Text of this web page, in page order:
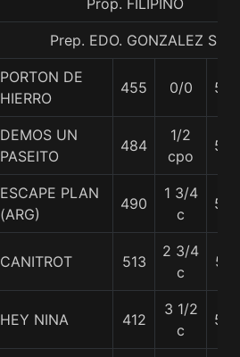
Prop. FILIPINO
Prep. EDO. GONZALEZ S.
PORTON DE
HIERRO
455 0/0 58
DEMOS UN
PASEITO
484
1/2
cpo
55
ESCAPE PLAN
(ARG)
490
1 3/4
c
56
CANITROT 513
2 3/4
c
57
HEY NINA 412
3 1/2
c
55